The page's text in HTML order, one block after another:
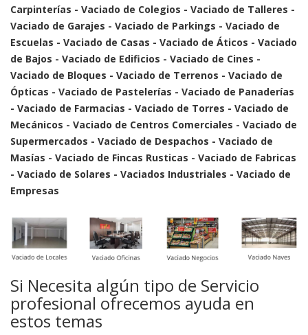
Carpinterías - Vaciado de Colegios - Vaciado de Talleres -
Vaciado de Garajes - Vaciado de Parkings - Vaciado de
Escuelas - Vaciado de Casas - Vaciado de Áticos - Vaciado
de Bajos - Vaciado de Edificios - Vaciado de Cines -
Vaciado de Bloques - Vaciado de Terrenos - Vaciado de
Ópticas - Vaciado de Pastelerías - Vaciado de Panaderías
- Vaciado de Farmacias - Vaciado de Torres - Vaciado de
Mecánicos - Vaciado de Centros Comerciales - Vaciado de
Supermercados - Vaciado de Despachos - Vaciado de
Masías - Vaciado de Fincas Rusticas - Vaciado de Fabricas
- Vaciado de Solares - Vaciados Industriales - Vaciado de
Empresas
Si Necesita algún tipo de Servicio
profesional ofrecemos ayuda en
estos temas